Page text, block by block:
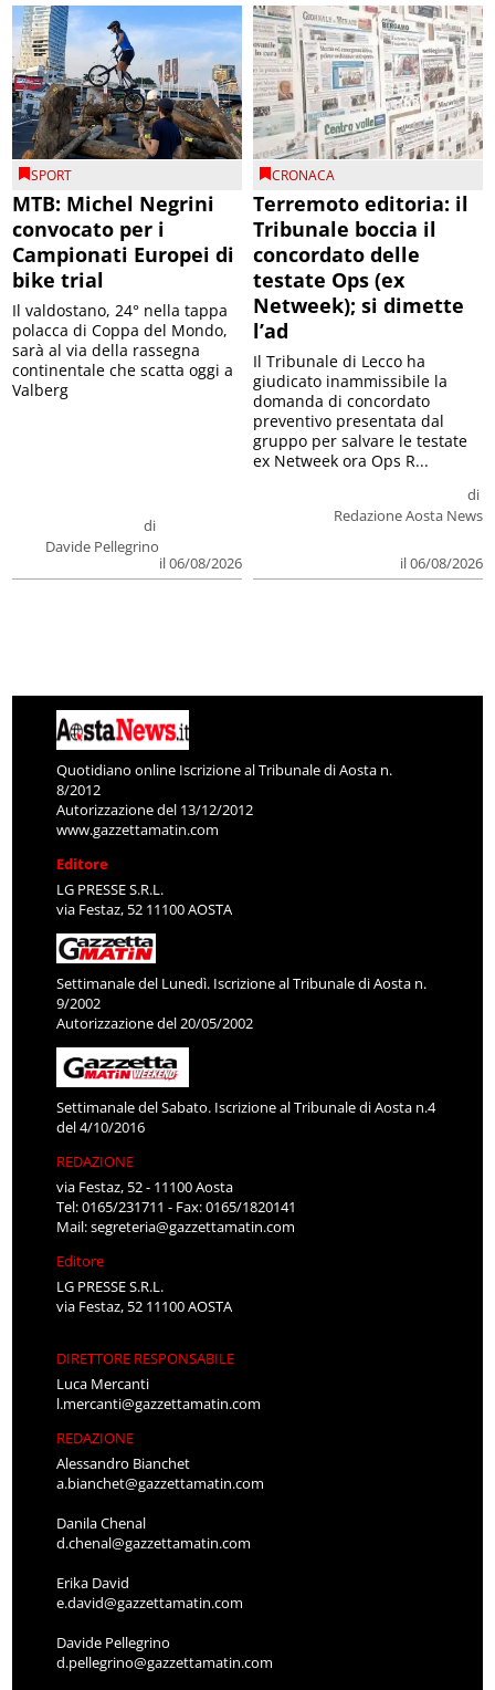
SPORT
MTB: Michel Negrini
convocato per i
Campionati Europei di
bike trial
di
Davide Pellegrino
il 06/08/2026
Il valdostano, 24° nella tappa
polacca di Coppa del Mondo,
sarà al via della rassegna
continentale che scatta oggi a
Valberg
CRONACA
Terremoto editoria: il
Tribunale boccia il
concordato delle
testate Ops (ex
Netweek); si dimette
l’ad
di
Redazione Aosta News
il 06/08/2026
Il Tribunale di Lecco ha
giudicato inammissibile la
domanda di concordato
preventivo presentata dal
gruppo per salvare le testate
ex Netweek ora Ops R...
Quotidiano online Iscrizione al Tribunale di Aosta n.
8/2012
Autorizzazione del 13/12/2012
www.gazzettamatin.com
Editore
LG PRESSE S.R.L.
via Festaz, 52 11100 AOSTA
Settimanale del Lunedì. Iscrizione al Tribunale di Aosta n.
9/2002
Autorizzazione del 20/05/2002
Settimanale del Sabato. Iscrizione al Tribunale di Aosta n.4
del 4/10/2016
REDAZIONE
via Festaz, 52 - 11100 Aosta
Tel: 0165/231711 - Fax: 0165/1820141
Mail:segreteria@gazzettamatin.com
Editore
LG PRESSE S.R.L.
via Festaz, 52 11100 AOSTA
DIRETTORE RESPONSABILE
Luca Mercanti
l.mercanti@gazzettamatin.com
REDAZIONE
Alessandro Bianchet
a.bianchet@gazzettamatin.com
Danila Chenal
d.chenal@gazzettamatin.com
Erika David
e.david@gazzettamatin.com
Davide Pellegrino
d.pellegrino@gazzettamatin.com